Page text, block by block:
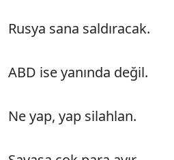
Rusya sana saldıracak.
ABD ise yanında değil.
Ne yap, yap silahlan.